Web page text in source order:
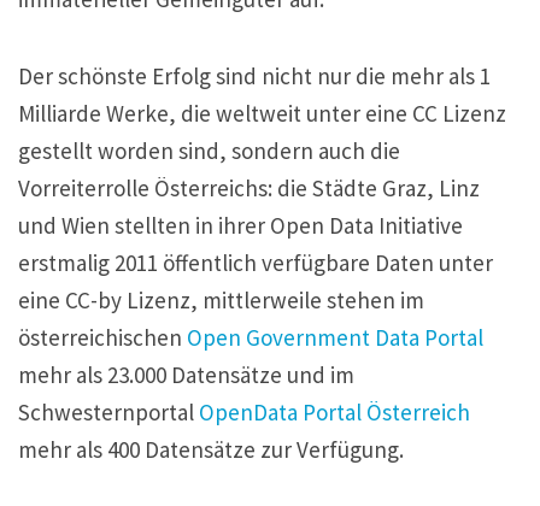
Der schönste Erfolg sind nicht nur die mehr als 1
Milliarde Werke, die weltweit unter eine CC Lizenz
gestellt worden sind, sondern auch die
Vorreiterrolle Österreichs: die Städte Graz, Linz
und Wien stellten in ihrer Open Data Initiative
erstmalig 2011 öffentlich verfügbare Daten unter
eine CC-by Lizenz, mittlerweile stehen im
österreichischen Open Government Data Portal
mehr als 23.000 Datensätze und im
Schwesternportal OpenData Portal Österreich
mehr als 400 Datensätze zur Verfügung.